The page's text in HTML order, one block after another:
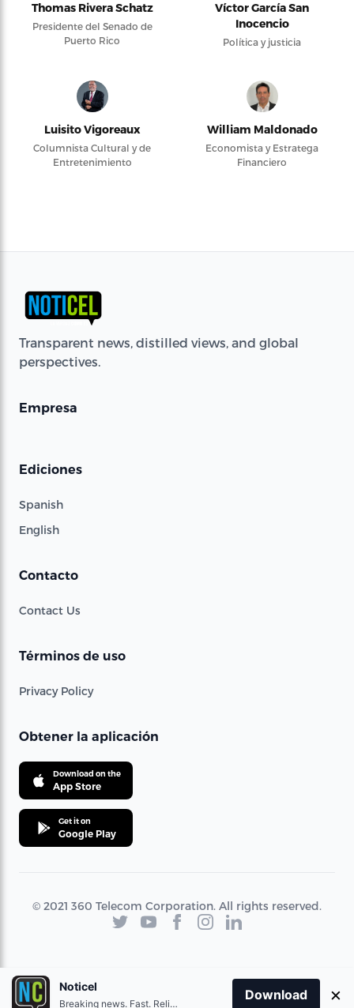
Thomas Rivera Schatz
Presidente del Senado de
Puerto Rico
Víctor García San
Inocencio
Política y justicia
Luisito Vigoreaux
Columnista Cultural y de
Entretenimiento
William Maldonado
Economista y Estratega
Financiero
Transparent news, distilled views, and global
perspectives.
Empresa
Ediciones
Spanish
English
Contacto
Contact Us
Términos de uso
Privacy Policy
Obtener la aplicación
Download on the
App Store
Get it on
Google Play
© 2021 360 Telecom Corporation. All rights reserved.
Noticel
Breaking news. Fast. Reliable.
Download ×